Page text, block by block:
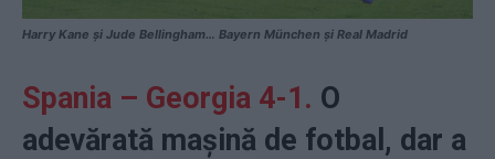
Harry Kane și Jude Bellingham… Bayern München și Real Madrid
Spania – Georgia 4-1. O
adevărată mașină de fotbal, dar a